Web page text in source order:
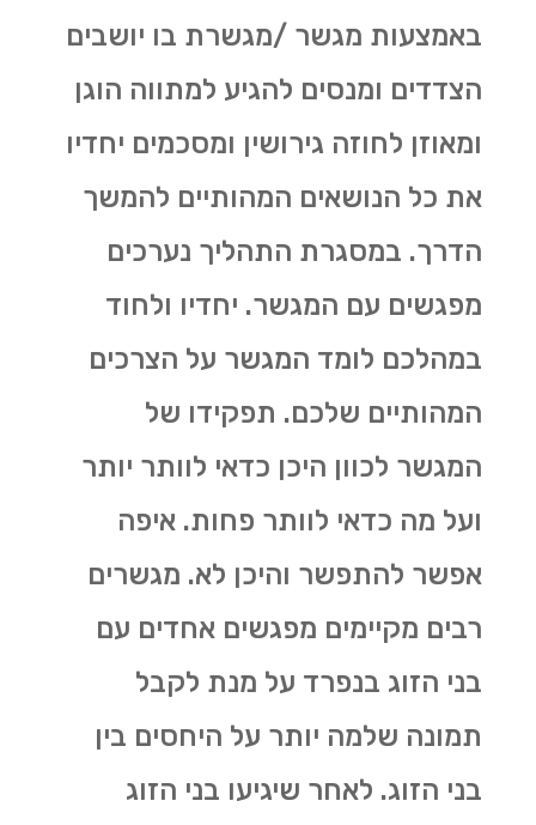
באמצעות מגשר /מגשרת בו יושבים
הצדדים ומנסים להגיע למתווה הוגן
ומאוזן לחוזה גירושין ומסכמים יחדיו
את כל הנושאים המהותיים להמשך
הדרך. במסגרת התהליך נערכים
מפגשים עם המגשר. יחדיו ולחוד
במהלכם לומד המגשר על הצרכים
המהותיים שלכם. תפקידו של
המגשר לכוון היכן כדאי לוותר יותר
ועל מה כדאי לוותר פחות. איפה
אפשר להתפשר והיכן לא. מגשרים
רבים מקיימים מפגשים אחדים עם
בני הזוג בנפרד על מנת לקבל
תמונה שלמה יותר על היחסים בין
בני הזוג. לאחר שיגיעו בני הזוג